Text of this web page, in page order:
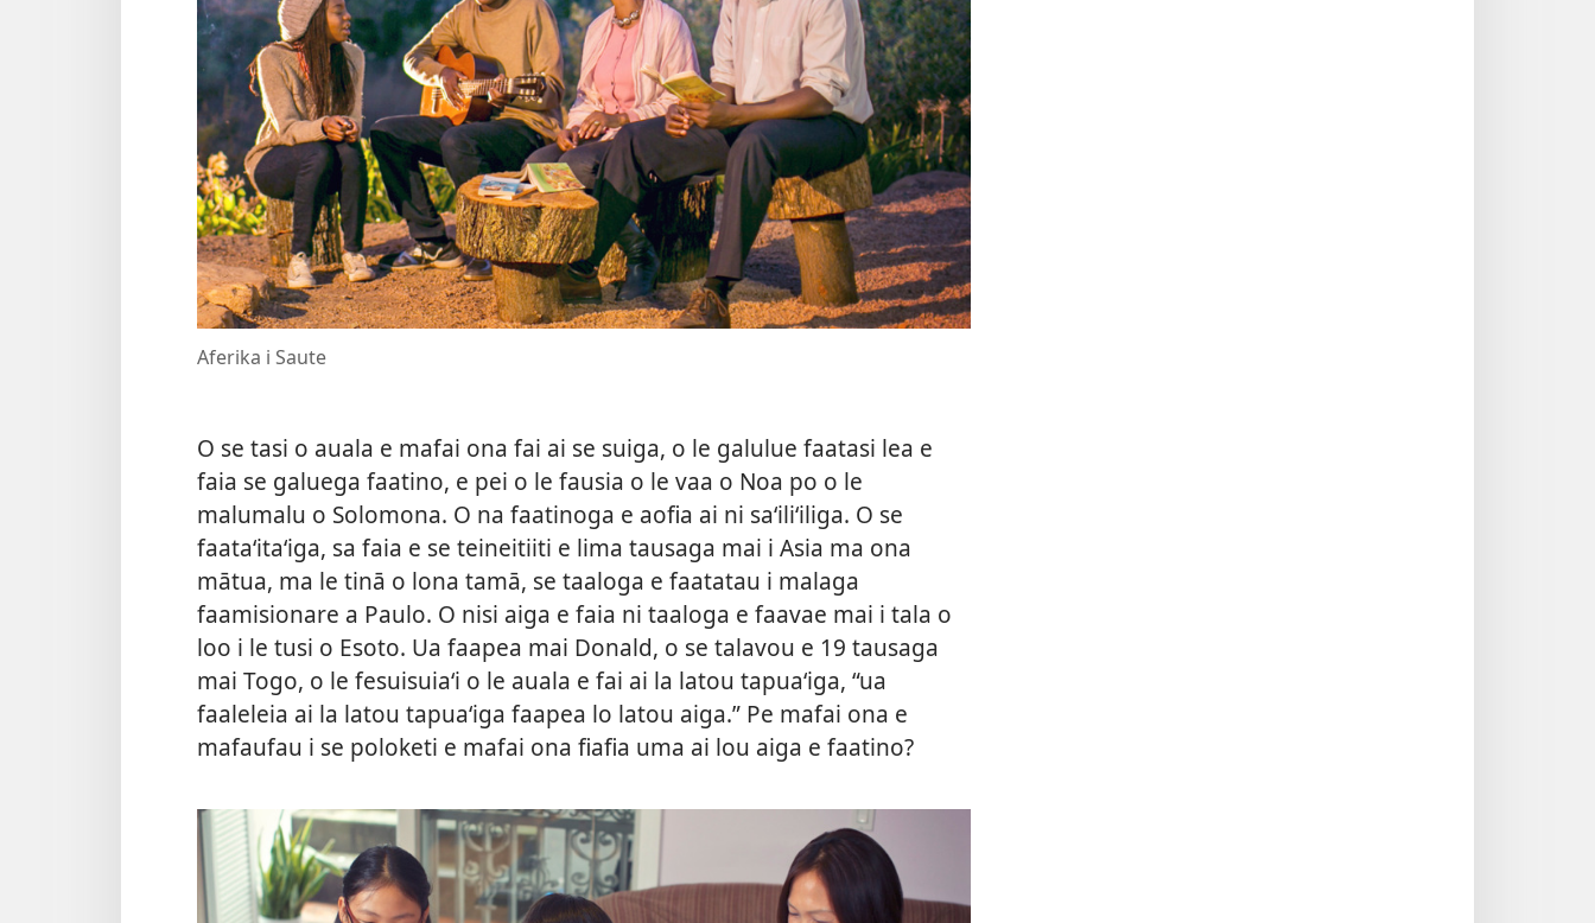
Aferika i Saute
O se tasi o auala e mafai ona fai ai se suiga, o le galulue faatasi lea e
faia se galuega faatino, e pei o le fausia o le vaa o Noa po o le
malumalu o Solomona. O na faatinoga e aofia ai ni saʻiliʻiliga. O se
faataʻitaʻiga, sa faia e se teineitiiti e lima tausaga mai i Asia ma ona
mātua, ma le tinā o lona tamā, se taaloga e faatatau i malaga
faamisionare a Paulo. O nisi aiga e faia ni taaloga e faavae mai i tala o
loo i le tusi o Esoto. Ua faapea mai Donald, o se talavou e 19 tausaga
mai Togo, o le fesuisuiaʻi o le auala e fai ai la latou tapuaʻiga, “ua
faaleleia ai la latou tapuaʻiga faapea lo latou aiga.” Pe mafai ona e
mafaufau i se poloketi e mafai ona fiafia uma ai lou aiga e faatino?